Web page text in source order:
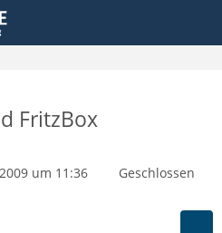
FritzBox
um 11:36
Geschlossen